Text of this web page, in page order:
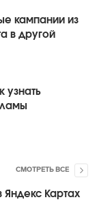
кампании из
в другой
узнать
СМОТРЕТЬ ВСЕ
Картах